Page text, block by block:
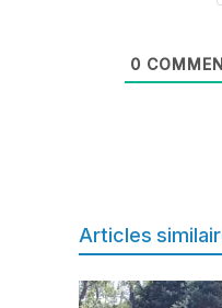
0
Articles